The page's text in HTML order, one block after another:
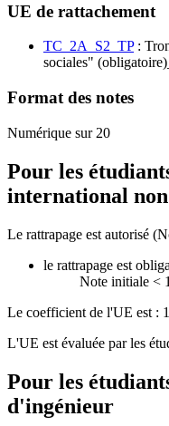
UE de rattachement
TC_2A_S2_TP:
sociales"
Format des notes
Numérique sur 20
Pour les
international
Le rattrapage est autorisé
le rattrapage est
Note initiale <
Le coefficient de l'UE est : 1
L'UE est évaluée par les
Pour les
d'ingénieur